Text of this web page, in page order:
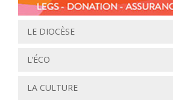
LE DIOCÈSE
L’ÉCO
LA CULTURE